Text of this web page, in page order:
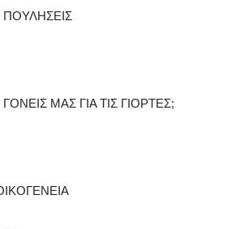
ΜΑΣ ΓΙΑ ΤΙΣ ΓΙΟΡΤΕΣ;